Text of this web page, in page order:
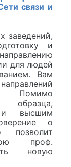
связи и
заведений,
и
для людей
Вам
Помимо
образца,
и высшим
о
позволит
проф.
новую